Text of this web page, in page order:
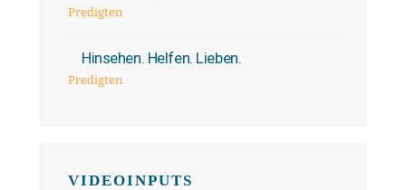
Predigten
Hinsehen. Helfen. Lieben.
Predigten
VIDEOINPUTS